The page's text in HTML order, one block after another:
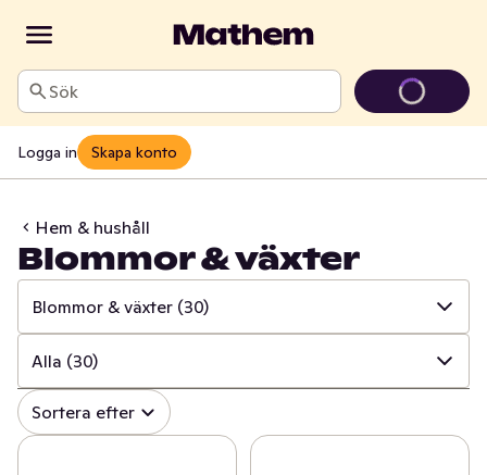
Sök
Logga in Skapa konto
Hem & hushåll
Blommor & växter
Blommor & växter (30)
✓ Alla (997)
✓ Hushålls- & toapapper
Alla (30)
✓ Alla (30)
Sortera efter